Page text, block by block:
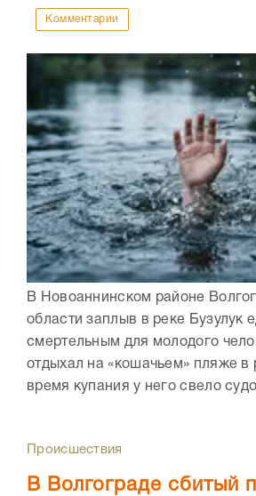
Комментарии
В Новоаннинском районе
области заплыв в реке Бузулук
смертельным для молодого
отдыхал на «кошачьем» пляже в
время купания у него свело
Происшествия
В Волгограде сбитый